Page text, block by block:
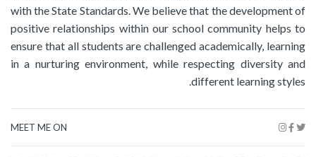
with the State Standards. We believe that the development of
positive relationships within our school community helps to
ensure that all students are challenged academically, learning
in a nurturing environment, while respecting diversity and
different learning styles.
MEET ME ON